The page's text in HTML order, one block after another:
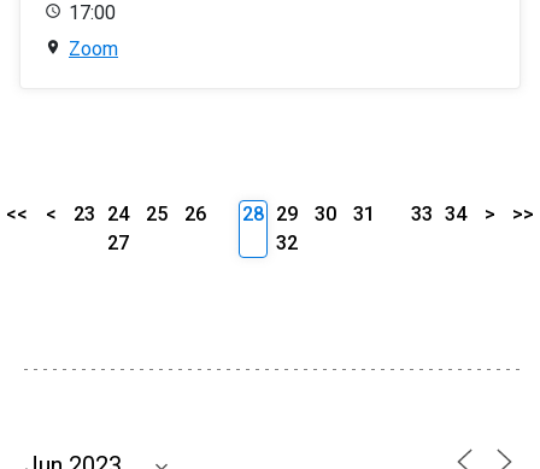
17:00
Zoom
<< < 23 24 25
26
27
28 29 30
31
32
33 34 > >>